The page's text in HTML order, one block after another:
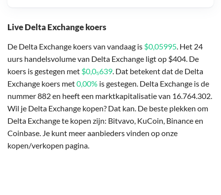
Live Delta Exchange koers
De Delta Exchange koers van vandaag is $0,05995. Het 24
uurs handelsvolume van Delta Exchange ligt op $404. De
koers is gestegen met $0,0₅639. Dat betekent dat de Delta
Exchange koers met0,00% is gestegen. Delta Exchange is de
nummer 882 en heeft een marktkapitalisatie van 16.764.302.
Wil je Delta Exchange kopen? Dat kan. De beste plekken om
Delta Exchange te kopen zijn: Bitvavo, KuCoin, Binance en
Coinbase. Je kunt meer aanbieders vinden op onze
kopen/verkopen pagina.